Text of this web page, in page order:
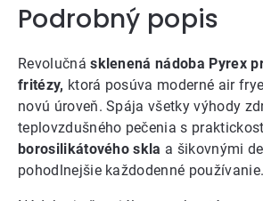
Podrobný popis
Revolučná sklenená nádoba Pyrex
fritézy, ktorá posúva moderné air
novú úroveň. Spája všetky výhody
teplovzdušného pečenia s
borosilikátového skla a šikovnými
pohodlnejšie každodenné používanie.